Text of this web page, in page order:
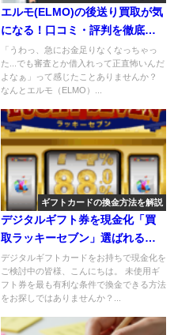
エルモ(ELMO)の後送り買取が気
になる！口コミ・評判を徹底調
査！
「うわっ、急にお金足りなくなっちゃっ
た...でも審査とか借入れって正直怖いんだ
よなぁ」って感じたことありませんか？
なんとエルモ（ELMO）...
ギフトカードの換金方法を解説
デジタルギフト券を現金化「買
取ラッキーセブン」選ばれる理
由とは
デジタルギフトカードをお持ちで現金化を
ご検討中の皆様、こんにちは。 未使用ギ
フト券を最も有利な条件で換金できる方法
をお探しではありませんか？...